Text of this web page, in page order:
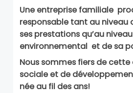
Une entreprise familiale
responsable tant au niveau
ses prestations qu’au
environnemental et de sa
Nous sommes fiers de
sociale et de
née au fil des ans!